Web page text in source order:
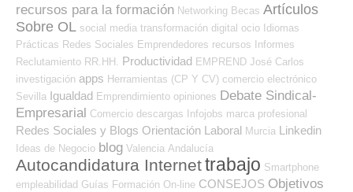
recursos para la formación Networking Becas Artículos
Sobre OL social media transformación digital ocio Idiomas
Prácticas Redes Sociales Emprendedores recursos Informes
Reclutamiento RR.HH.
Productividad EMPREND José Carlos
investigación apps Herramientas (CP Y CV) comercio electrónico
Sevilla Igualdad Emprendimiento opiniones Debate Sindical-
Empresarial Comercio descargas Infojobs marca profesional
Redes Sociales y Blogs Orientación Laboral Murcia Linkedin
Ideas de Negocio blog Valencia Andalucía
Autocandidatura Internettrabajo Smartphone
empleabilidad Guías Formación On-line CONSEJOS Objetivos